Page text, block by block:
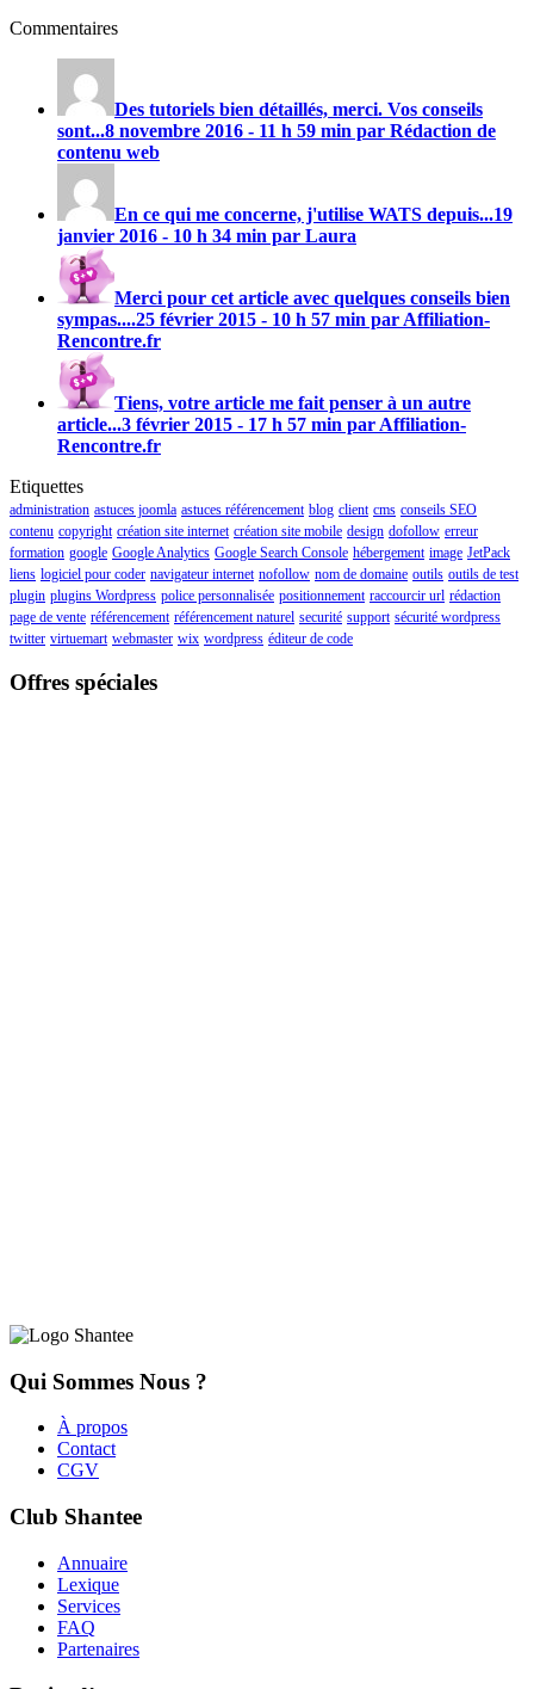
Commentaires
Des tutoriels bien détaillés, merci. Vos conseils
sont...8 novembre 2016 - 11 h 59 min par Rédaction de
contenu web
En ce qui me concerne, j'utilise WATS depuis...19
janvier 2016 - 10 h 34 min par Laura
Merci pour cet article avec quelques conseils bien
sympas....25 février 2015 - 10 h 57 min par Affiliation-
Rencontre.fr
Tiens, votre article me fait penser à un autre
article...3 février 2015 - 17 h 57 min par Affiliation-
Rencontre.fr
Etiquettes
administration astuces joomla astuces référencement blog client cms conseils SEO
contenu copyright création site internet création site mobile design dofollow erreur
formation google Google Analytics Google Search Console hébergement image JetPack
liens logiciel pour coder navigateur internet nofollow nom de domaine outils outils de test
plugin plugins Wordpress police personnalisée positionnement raccourcir url rédaction
page de vente référencement référencement naturel securité support sécurité wordpress
twitter virtuemart webmaster wix wordpress éditeur de code
Offres spéciales
Qui Sommes Nous ?
À propos
Contact
CGV
Club Shantee
Annuaire
Lexique
Services
FAQ
Partenaires